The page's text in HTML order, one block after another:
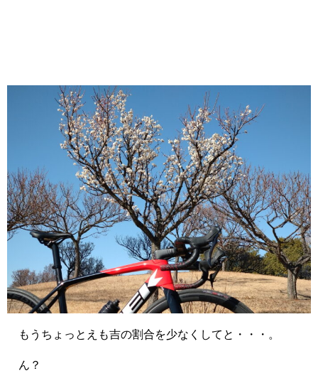
もうちょっとえも吉の割合を少なくしてと・・・。
ん？